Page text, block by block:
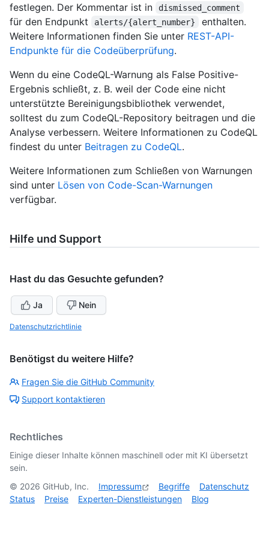
festlegen. Der Kommentar ist in
dismissed_comment
für den Endpunkt alerts/{alert_number}
enthalten.
Weitere Informationen finden Sie unter REST-API-
Endpunkte für die Codeüberprüfung.
Wenn du eine CodeQL-Warnung als False Positive-
Ergebnis schließt, z. B. weil der Code eine nicht
unterstützte Bereinigungsbibliothek verwendet,
solltest du zum CodeQL-Repository beitragen und die
Analyse verbessern. Weitere Informationen zu CodeQL
findest du unter Beitragen zu CodeQL.
Weitere Informationen zum Schließen von Warnungen
sind unter Lösen von Code-Scan-Warnungen
verfügbar.
Hilfe und Support
Hast du das Gesuchte gefunden?
Ja Nein
Datenschutzrichtlinie
Benötigst du weitere Hilfe?
Fragen Sie die GitHub Community
Support kontaktieren
Rechtliches
Einige dieser Inhalte können maschinell oder mit KI übersetzt
sein.
© 2026 GitHub, Inc. Impressum Begriffe
Datenschutz
Status
Preise Experten-Dienstleistungen Blog